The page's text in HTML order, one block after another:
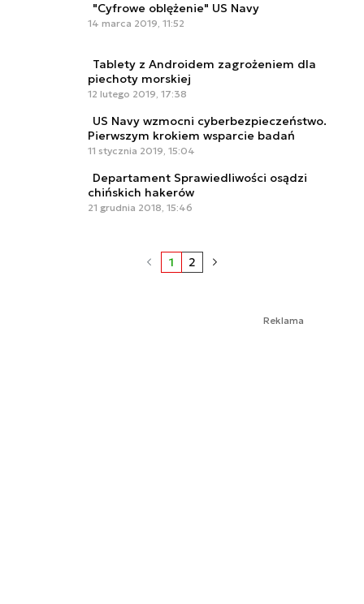
"Cyfrowe oblężenie" US Navy
14 marca 2019, 11:52
Tablety z Androidem zagrożeniem dla
piechoty morskiej
12 lutego 2019, 17:38
US Navy wzmocni cyberbezpieczeństwo.
Pierwszym krokiem wsparcie badań
11 stycznia 2019, 15:04
Departament Sprawiedliwości osądzi
chińskich hakerów
21 grudnia 2018, 15:46
1 2
Reklama